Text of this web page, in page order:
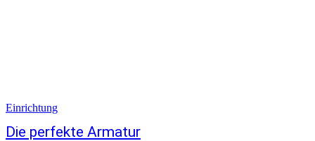
Einrichtung
Die perfekte Armatur